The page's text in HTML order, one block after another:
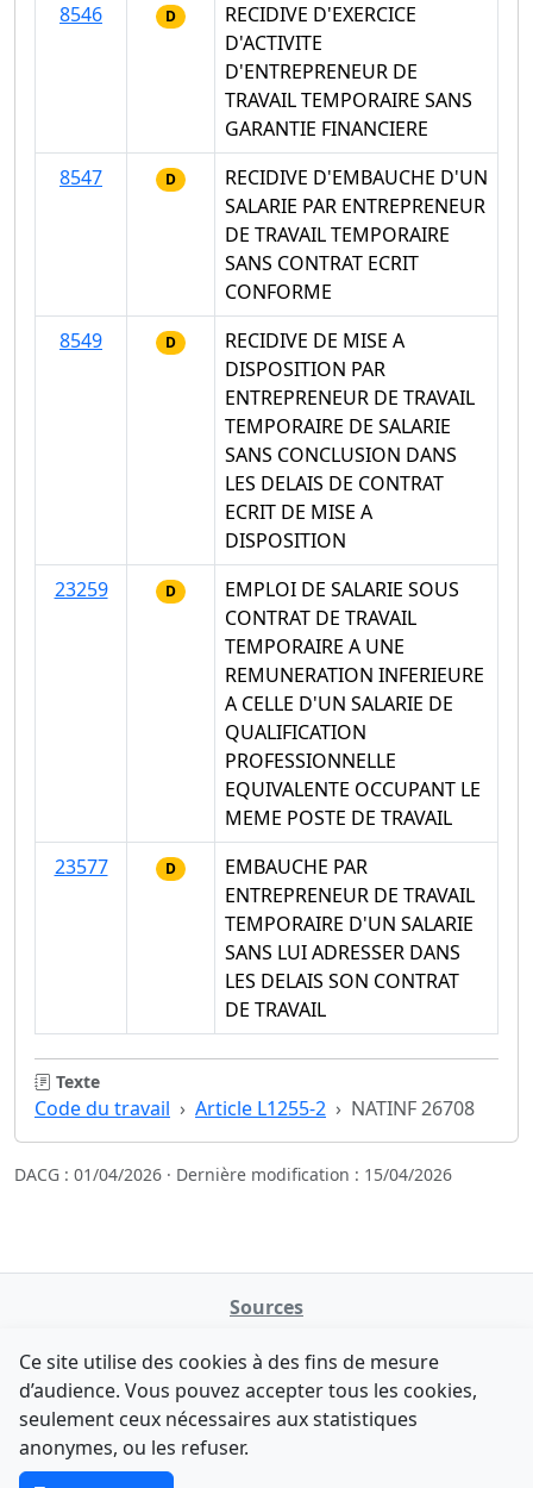
8546
D
RECIDIVE D'EXERCICE
D'ACTIVITE
D'ENTREPRENEUR DE
TRAVAIL TEMPORAIRE SANS
GARANTIE FINANCIERE
8547
D
RECIDIVE D'EMBAUCHE D'UN
SALARIE PAR ENTREPRENEUR
DE TRAVAIL TEMPORAIRE
SANS CONTRAT ECRIT
CONFORME
8549
D
RECIDIVE DE MISE A
DISPOSITION PAR
ENTREPRENEUR DE TRAVAIL
TEMPORAIRE DE SALARIE
SANS CONCLUSION DANS
LES DELAIS DE CONTRAT
ECRIT DE MISE A
DISPOSITION
23259
D
EMPLOI DE SALARIE SOUS
CONTRAT DE TRAVAIL
TEMPORAIRE A UNE
REMUNERATION INFERIEURE
A CELLE D'UN SALARIE DE
QUALIFICATION
PROFESSIONNELLE
EQUIVALENTE OCCUPANT LE
MEME POSTE DE TRAVAIL
23577
D
EMBAUCHE PAR
ENTREPRENEUR DE TRAVAIL
TEMPORAIRE D'UN SALARIE
SANS LUI ADRESSER DANS
LES DELAIS SON CONTRAT
DE TRAVAIL
Texte
Code du travail Article L1255-2 NATINF 26708
DACG : 01/04/2026 · Dernière modification : 15/04/2026
Sources
data.gouv.fr
Legifrance - API
Contact
F-Droid·App Store
Comment avez-vous découvert NATINFo ?
Une courte réponse suffit (500 caractères max).
Ce site utilise des cookies à des fins de mesure
d’audience. Vous pouvez accepter tous les cookies,
seulement ceux nécessaires aux statistiques
anonymes, ou les refuser.